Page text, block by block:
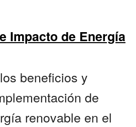
Impacto de Energía
beneficios y
de
renovable en el